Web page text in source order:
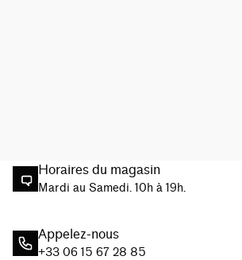
Horaires du magasin
Mardi au Samedi. 10h à 19h.
Appelez-nous
+33 06 15 67 28 85